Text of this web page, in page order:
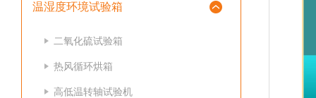
温湿度环境试验箱
二氧化硫试验箱
热风循环烘箱
高低温转轴试验机